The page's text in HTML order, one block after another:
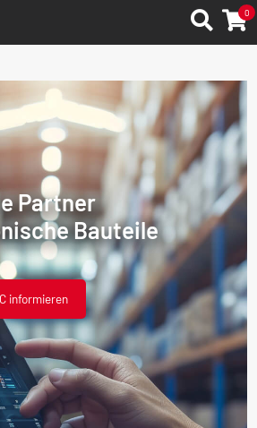
0
Partner
Bauteile
informieren